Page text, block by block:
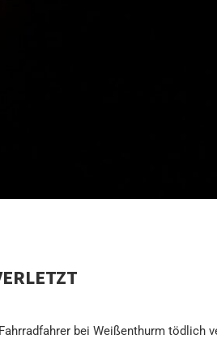
bei Weißenthurm tödlich